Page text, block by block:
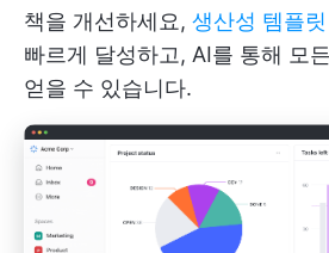
책을 개선하세요, 생산성 템플릿
빠르게 달성하고, AI를 통해 모
얻을 수 있습니다.